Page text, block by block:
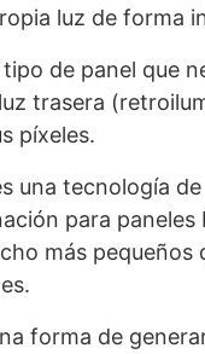
luz de forma
tipo de panel que
trasera
píxeles.
una tecnología de
para paneles
más pequeños
forma de